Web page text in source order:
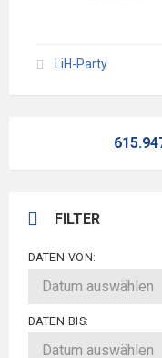
LiH-Party
FILTER
DATEN VON:
DATEN BIS: